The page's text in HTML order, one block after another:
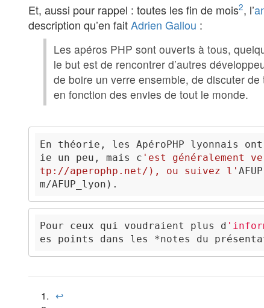
Et, aussi pour rappel : toutes les fin de mois2, l’
description qu’en faitAdrien Gallou :
Les apéros PHP sont ouverts à tous,
le but est de rencontrer d’autres
de boire un verre ensemble, de discuter de
en fonction des envies de tout le monde.
En théorie, les ApéroPHP lyonnais
ie un peu, mais c 'est généralement
tp://aperophp.net/ ), ou suivez l'
m/AFUP_lyon
Pour ceux qui voudraient plus d
es points dans les *notes du
↩︎